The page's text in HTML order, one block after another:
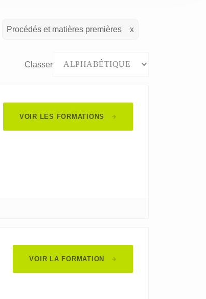
Procédés et matières premières
Classer
VOIR LES FORMATIONS
VOIR LA FORMATION